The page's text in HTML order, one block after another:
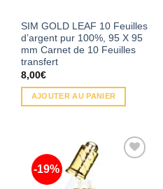
SIM GOLD LEAF 10 Feuilles
d’argent pur 100%, 95 X 95
mm Carnet de 10 Feuilles
transfert
8,00€
AJOUTER AU PANIER
-19%